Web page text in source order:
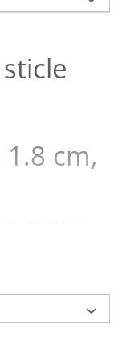
cm,
control precis
sau
aceste
in mediul casnic,